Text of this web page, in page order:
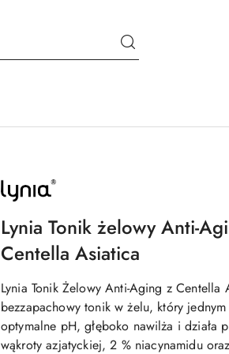
NAZWA
PRODUCENTA:
LYNIA
Lynia Tonik żelowy Anti-
Centella Asiatica
Lynia Tonik Żelowy Anti-Aging z
bezzapachowy tonik w żelu, który
optymalne pH, głęboko nawilża i działa
wąkroty azjatyckiej, 2 % niacynamidu